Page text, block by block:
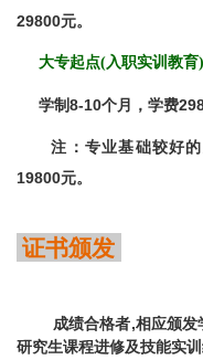
29800元。
大专起点(入职实训教育)
学制8-10个月，学费
注：专业基础较好的
19800元。
证书颁发
成绩合格者,相应颁发
研究生课程进修及技能实训